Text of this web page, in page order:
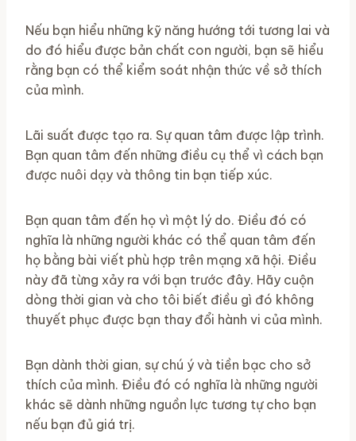
Nếu bạn hiểu những kỹ năng hướng tới tương lai và
do đó hiểu được bản chất con người, bạn sẽ hiểu
rằng bạn có thể kiểm soát nhận thức về sở thích
của mình.
Lãi suất được tạo ra. Sự quan tâm được lập trình.
Bạn quan tâm đến những điều cụ thể vì cách bạn
được nuôi dạy và thông tin bạn tiếp xúc.
Bạn quan tâm đến họ vì một lý do. Điều đó có
nghĩa là những người khác có thể quan tâm đến
họ bằng bài viết phù hợp trên mạng xã hội. Điều
này đã từng xảy ra với bạn trước đây. Hãy cuộn
dòng thời gian và cho tôi biết điều gì đó không
thuyết phục được bạn thay đổi hành vi của mình.
Bạn dành thời gian, sự chú ý và tiền bạc cho sở
thích của mình. Điều đó có nghĩa là những người
khác sẽ dành những nguồn lực tương tự cho bạn
nếu bạn đủ giá trị.